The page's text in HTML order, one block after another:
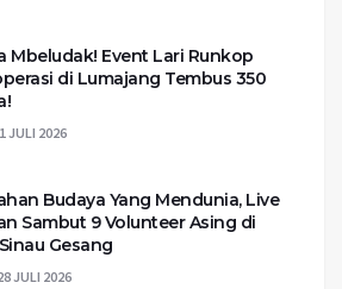
Mbeludak! Event Lari Runkop
di Lumajang Tembus 350
JULI 2026
Budaya Yang Mendunia, Live
Sambut 9 Volunteer Asing di
Gesang
JULI 2026